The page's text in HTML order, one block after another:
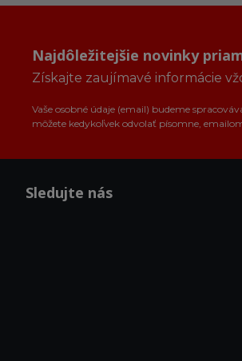
Najdôležitejšie novinky
Získajte zaujímavé informácie
Vaše osobné údaje (email) budeme
môžete kedykoľvek odvolať písomne,
Sledujte nás